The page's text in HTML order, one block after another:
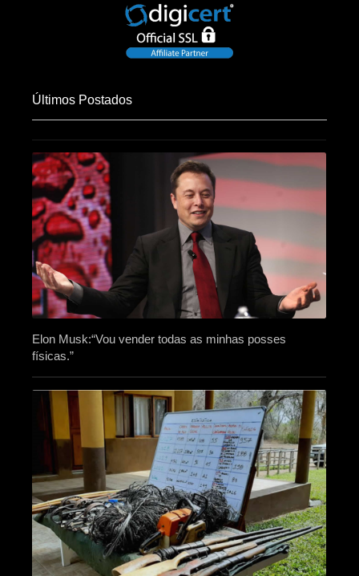
Últimos Postados
Elon Musk:“Vou vender todas as minhas posses
físicas.”